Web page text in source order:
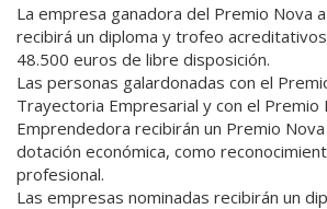
La empresa ganadora del Premio Nova
recibirá un diploma y trofeo
48.500 euros de libre disposición.
Las personas galardonadas con el
Trayectoria Empresarial y con el Premio
Emprendedora recibirán un Premio
dotación económica, como
profesional.
Las empresas nominadas recibirán un